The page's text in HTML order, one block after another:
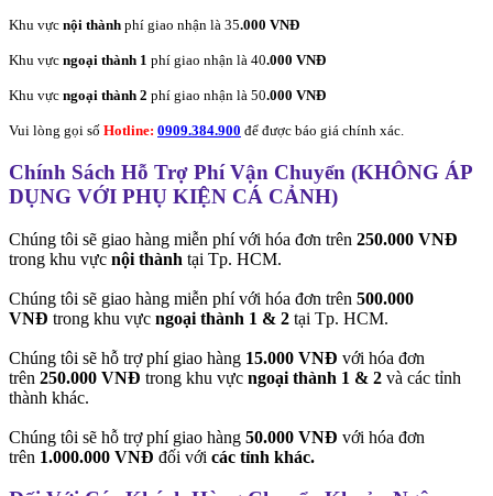
Khu vực nội thành phí giao nhận là 35.000 VNĐ
Khu vực ngoại thành 1 phí giao nhận là 40.000 VNĐ
Khu vực ngoại thành 2 phí giao nhận là 50.000 VNĐ
Vui lòng gọi số Hotline: 0909.384.900 để được báo giá chính xác.
Chính Sách Hỗ Trợ Phí Vận Chuyển (KHÔNG ÁP
DỤNG VỚI PHỤ KIỆN CÁ CẢNH)
Chúng tôi sẽ giao hàng miễn phí với hóa đơn trên 250.000 VNĐ
trong khu vực nội thành tại Tp. HCM.
Chúng tôi sẽ giao hàng miễn phí với hóa đơn trên 500.000
VNĐ trong khu vực ngoại thành 1 & 2 tại Tp. HCM.
Chúng tôi sẽ hỗ trợ phí giao hàng 15.000 VNĐ với hóa đơn
trên 250.000 VNĐ trong khu vực ngoại thành 1 & 2 và các tỉnh
thành khác.
Chúng tôi sẽ hỗ trợ phí giao hàng 50.000 VNĐ với hóa đơn
trên 1.000.000 VNĐ đối với các tỉnh khác.